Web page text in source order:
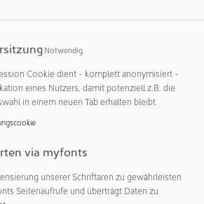
wenn der Schnellspanner sicher
ist.
wenn der Kniehebel des Spanners
überschritten hat. Die auf diese
Prüfroutine schließt aus, dass in
automatisierten Anlagen
also auch die Qualität und letztlich
eines Unternehmens.
Notwendig
Cookie dient - komplett anonymisiert -
eines Nutzers, damit potenziell z.B. die
in einem neuen Tab erhalten bleibt.
via myfonts
unserer Schriftaren zu gewährleisten
Seitenaufrufe und überträgt Daten zu